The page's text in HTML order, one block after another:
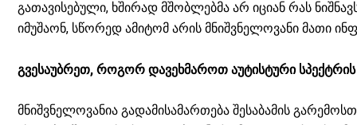
გათავისებული, ხშირად მშობლებმა არ იციან რას
იმუშაონ, სწორედ ამიტომ არის მნიშვნელოვანი მათი
გვესაუბრეთ,როგორდავეხმაროთაუტისტურისპექტრის
მნიშვნელოვანია გადამისამართება შესაბამის